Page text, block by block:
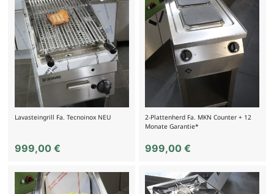
Lavasteingrill Fa. Tecnoinox NEU
999,00 €
2-Plattenherd Fa. MKN Counter + 12
Monate Garantie*
999,00€